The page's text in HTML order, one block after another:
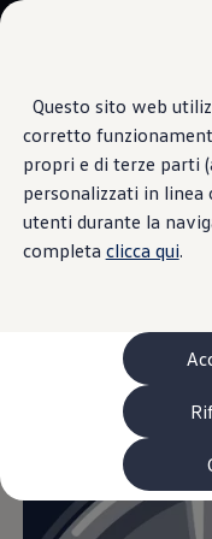
Questo sito web
corretto
propri e di terze parti
personalizzati in linea
utenti durante la
completa clicca qui.
Passa ai
contenuti
principali
Passa
a
fondo
pagina
VanLife
Pick-up
Veicoli
Van
Modelli
Confronta i
Volkswagen
Acquista il tuo
5 Plus
Usato
Clienti
Area
Come si
fianco